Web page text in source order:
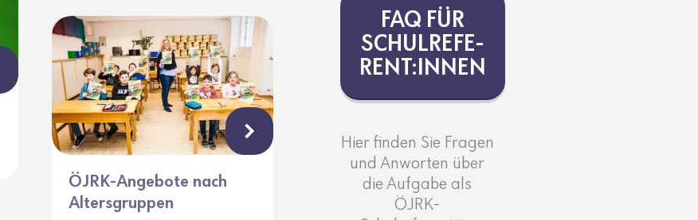
ÖJRK-Angebote nach
Altersgruppen
FAQ FÜR
SCHUL­RE­FE­
RENT:INNEN
Hier finden Sie Fragen
und Anworten über
die Aufgabe als
ÖJRK-